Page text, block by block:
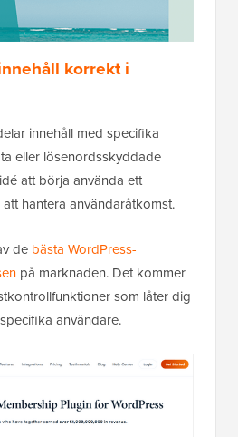
korrekt i
innehåll med specifika
eller lösenordsskyddade
att börja använda ett
hantera användaråtkomst.
de bästa WordPress-
på marknaden. Det kommer
som låter dig
användare.